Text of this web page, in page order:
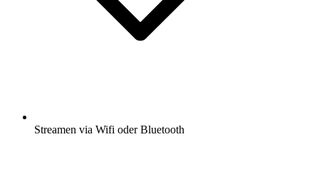
Streamen via Wifi oder Bluetooth